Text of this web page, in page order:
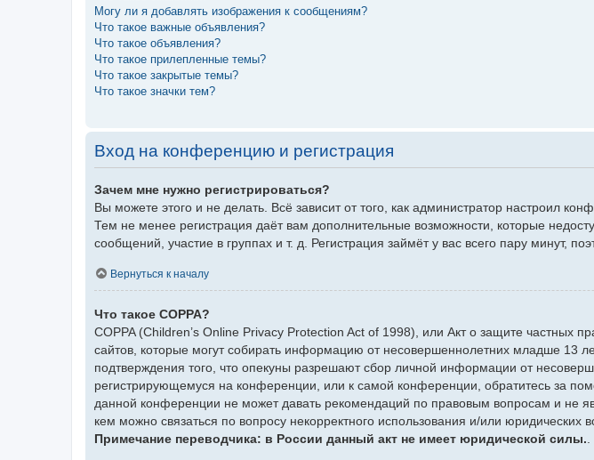
Могу ли я добавлять изображения к сообщениям?
Что такое важные объявления?
Что такое объявления?
Что такое прилепленные темы?
Что такое закрытые темы?
Что такое значки тем?
Вход на конференцию и регистрация
Зачем мне нужно регистрироваться?
Вы можете этого и не делать. Всё зависит от того, как администратор настроил
Тем не менее регистрация даёт вам дополнительные возможности, которые
сообщений, участие в группах и т. д. Регистрация займёт у вас всего пару минут,
Вернуться к началу
Что такое COPPA?
COPPA (Children’s Online Privacy Protection Act of 1998), или Акт о защите частных
сайтов, которые могут собирать информацию от несовершеннолетних младше 13
подтверждения того, что опекуны разрешают сбор личной информации от
регистрирующемуся на конференции, или к самой конференции, обратитесь за
данной конференции не может давать рекомендаций по правовым вопросам и не
кем можно связаться по вопросу некорректного использования и/или юридических
Примечание переводчика: в России данный акт не имеет юридической силы.